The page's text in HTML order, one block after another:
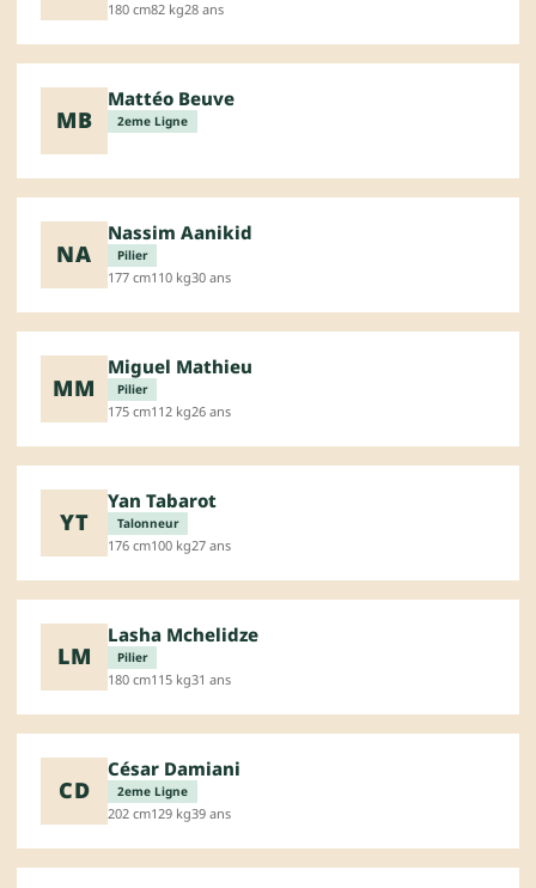
180 cm82 kg28 ans
MB
Mattéo Beuve
2eme Ligne
NA
Nassim Aanikid
Pilier
177 cm110 kg30 ans
MM
Miguel Mathieu
Pilier
175 cm112 kg26 ans
YT
Yan Tabarot
Talonneur
176 cm100 kg27 ans
LM
Lasha Mchelidze
Pilier
180 cm115 kg31 ans
CD
César Damiani
2eme Ligne
202 cm129 kg39 ans